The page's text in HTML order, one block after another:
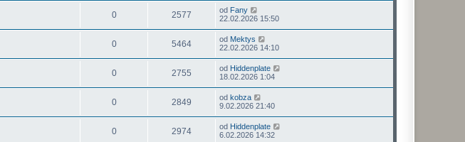
0 2577 od Fany
22.02.2026 15:50
0 5464 od Mektys
22.02.2026 14:10
0 2755 od Hiddenplate
18.02.2026 1:04
0 2849 od kobza
9.02.2026 21:40
0 2974 od Hiddenplate
6.02.2026 14:32